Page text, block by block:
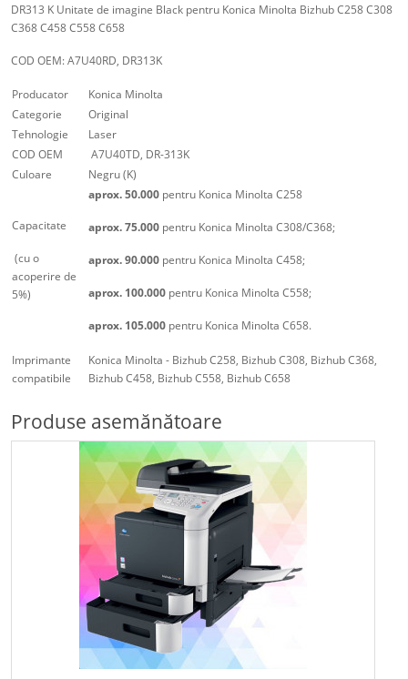
DR313 K Unitate de imagine Black pentru Konica Minolta Bizhub C258 C308
C368 C458 C558 C658
COD OEM: A7U40RD, DR313K
Producator
Konica Minolta
Categorie
Original
Tehnologie
Laser
COD OEM
A7U40TD, DR-313K
Culoare
Negru (K)
Capacitate
(cu o
acoperire de
5%)
aprox. 50.000 pentru Konica Minolta C258
aprox. 75.000 pentru Konica Minolta C308/C368;
aprox. 90.000 pentru Konica Minolta C458;
aprox. 100.000 pentru Konica Minolta C558;
aprox. 105.000 pentru Konica Minolta C658.
Imprimante
compatibile
Konica Minolta - Bizhub C258, Bizhub C308, Bizhub C368,
Bizhub C458, Bizhub C558, Bizhub C658
Produse asemănătoare